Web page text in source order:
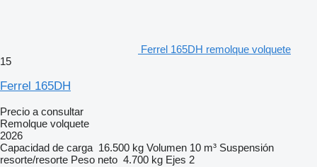
Ferrel 165DH remolque volquete
15
Ferrel 165DH
Precio a consultar
Remolque volquete
2026
Capacidad de carga 16.500 kg Volumen 10 m³ Suspensión
resorte/resorte Peso neto 4.700 kg Ejes 2